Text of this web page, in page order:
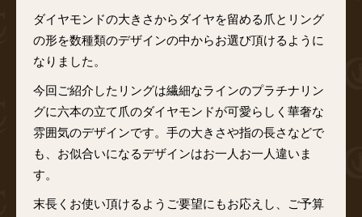
ダイヤモンドの大きさからダイヤを留める爪とリング
の形を数種類のデザインの中からお選び頂けるように
なりました。
今回ご紹介したリングは繊細なラインのプラチナリン
グに六本の立て爪のダイヤモンドが可愛らしく華奢な
雰囲気のデザインです。手の大きさや指の長さなどで
も、お似合いになるデザインはお一人お一人違いま
す。
末長くお使い頂けるようご要望にもお応えし、ご予算